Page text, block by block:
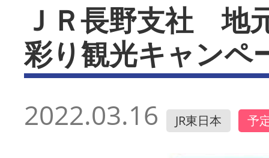
ＪＲ長野支社 地
彩り観光キャンペ
2022.03.16 JR東日本 予